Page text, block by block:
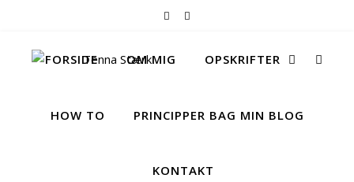
FORSIDE OM MIG OPSKRIFTER
HOW TO PRINCIPPER BAG MIN BLOG
KONTAKT